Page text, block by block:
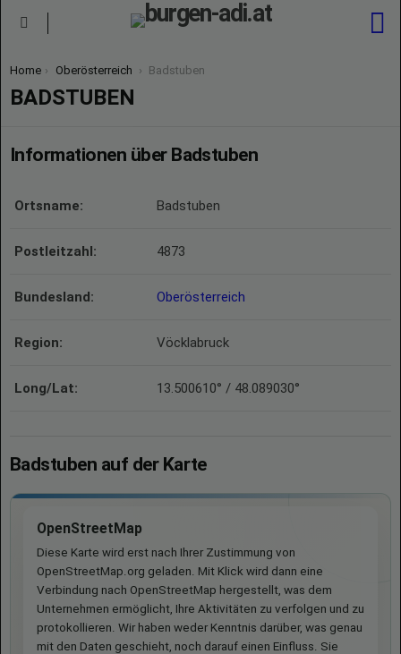
You are here:
Home Oberösterreich Badstuben
BADSTUBEN
Informationen über Badstuben
Ortsname: Badstuben
Postleitzahl: 4873
Bundesland: Oberösterreich
Region: Vöcklabruck
Long/Lat: 13.500610° / 48.089030°
Badstuben auf der Karte
OpenStreetMap
Diese Karte wird erst nach Ihrer Zustimmung von
OpenStreetMap.org geladen. Mit Klick wird dann eine
Verbindung nach OpenStreetMap hergestellt, was dem
Unternehmen ermöglicht, Ihre Aktivitäten zu verfolgen und zu
protokollieren. Wir haben weder Kenntnis darüber, was genau
mit den Daten geschieht, noch darauf einen Einfluss. Sie